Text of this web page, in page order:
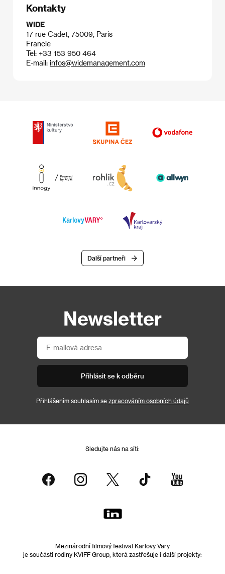
Kontakty
WIDE
17 rue Cadet, 75009, Paris
Francie
Tel: +33 153 950 464
E-mail: infos@widemanagement.com
Další partneři
Newsletter
Přihlásit se k odběru
Přihlášením souhlasím se zpracováním osobních údajů
Sledujte nás na síti:
Mezinárodní filmový festival Karlovy Vary
je součástí rodiny KVIFF Group, která zastřešuje i další projekty: